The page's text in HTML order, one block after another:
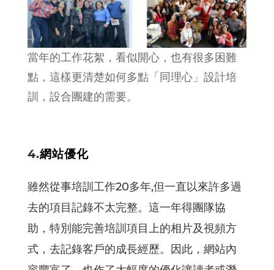
當年的工作花絮，看似開心，也有很多困難
點，這樣更清楚如何多點「同理心」設計培
訓，設合團建的需要。
4.網站優化
雖然從事培訓工作20多年,但一直以來許多過
去的項目記錄不太完整。這一年得團隊協
助，特別能完善培訓項目上的相片及視頻方
式，去記錄客戶的成長經歷。因此，網站內